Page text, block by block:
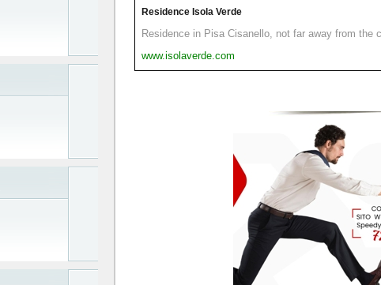
Residence Isola Verde
Residence in Pisa Cisanello, not far away from the
www.isolaverde.com